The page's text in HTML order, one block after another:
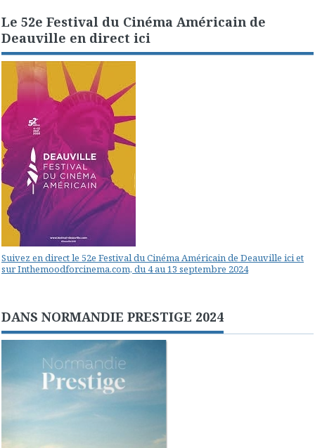
Le 52e Festival du Cinéma Américain de
Deauville en direct ici
Suivez en direct le 52e Festival du Cinéma Américain de Deauville ici et
sur Inthemoodforcinema.com, du 4 au 13 septembre 2024
DANS NORMANDIE PRESTIGE 2024